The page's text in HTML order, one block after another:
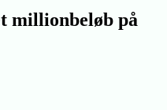
millionbeløb på